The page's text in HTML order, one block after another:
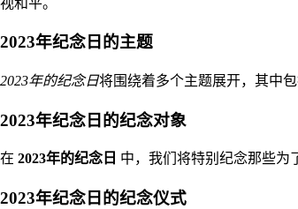
2023年纪念日的主题
2023年的纪念日将围绕着多个主题展开，其中
2023年纪念日的纪念对象
在 2023年的纪念日 中，我们将特别纪念那些为
2023年纪念日的纪念仪式